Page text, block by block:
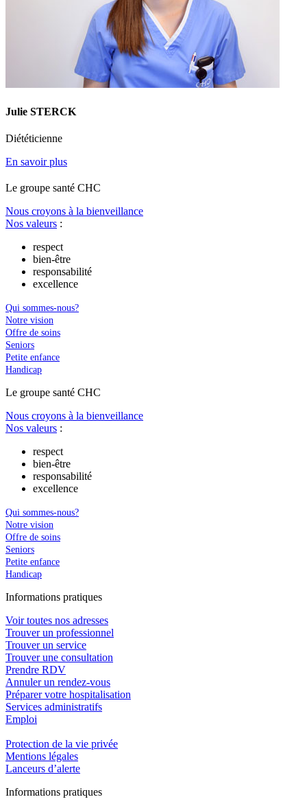
Julie STERCK
Diététicienne
En savoir plus
Le groupe santé CHC
Nous croyons à la bienveillance
Nos valeurs :
respect
bien-être
responsabilité
excellence
Qui sommes-nous?
Notre vision
Offre de soins
Seniors
Petite enfance
Handicap
Le groupe santé CHC
Nous croyons à la bienveillance
Nos valeurs :
respect
bien-être
responsabilité
excellence
Qui sommes-nous?
Notre vision
Offre de soins
Seniors
Petite enfance
Handicap
Informations pratiques
Voir toutes nos adresses
Trouver un professionnel
Trouver un service
Trouver une consultation
Prendre RDV
Annuler un rendez-vous
Préparer votre hospitalisation
Services administratifs
Emploi​
Protection de la vie privée
Mentions légales
Lanceurs d’alerte
Informations pratiques